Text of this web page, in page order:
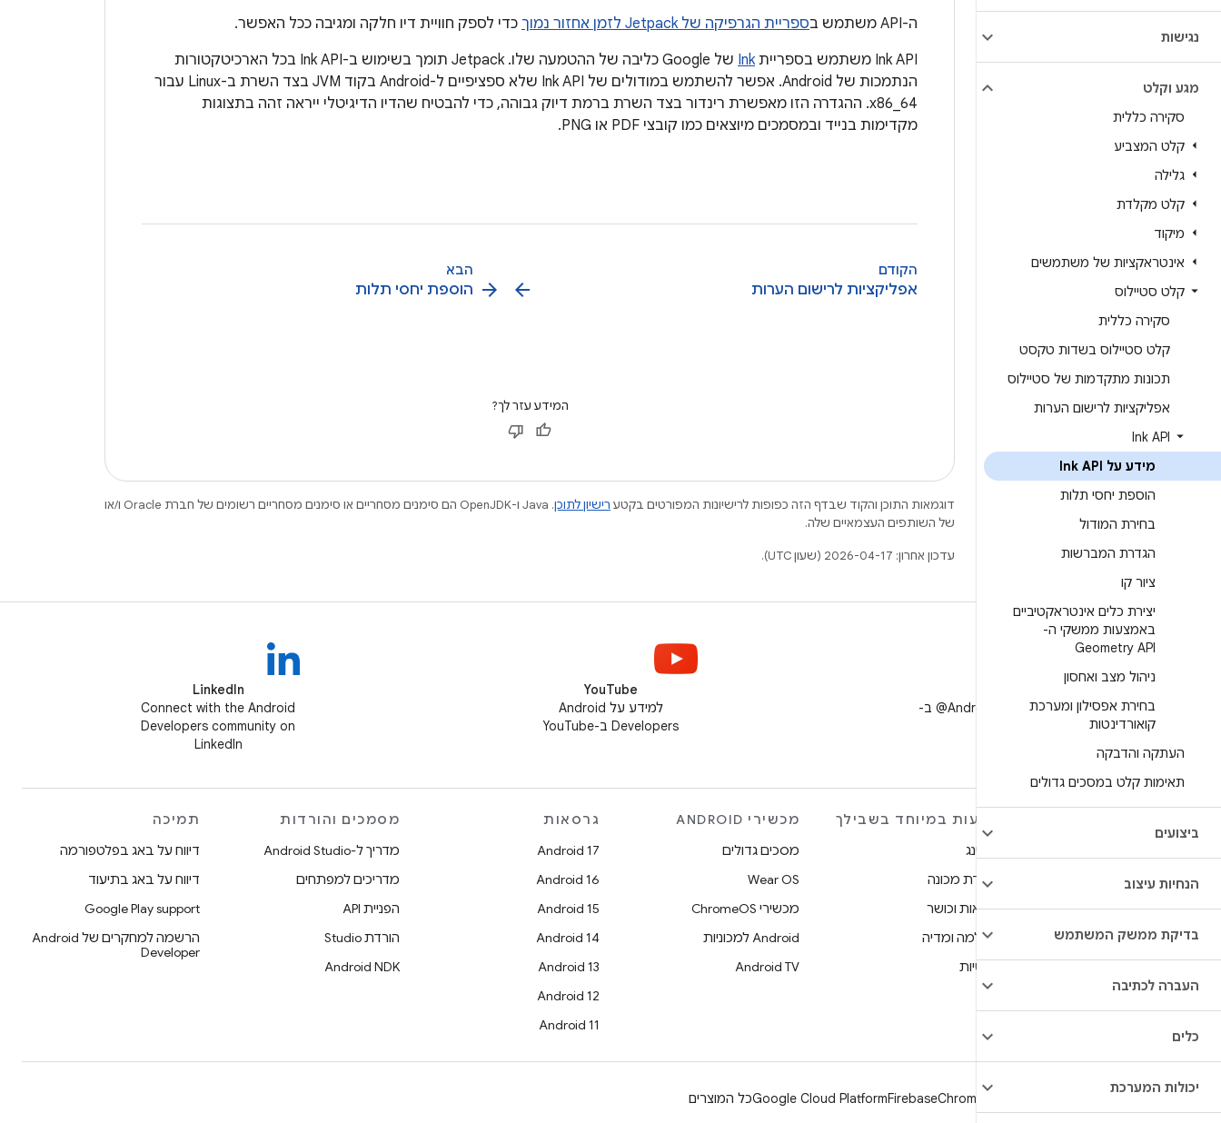
נגישות
מגע וקלט
סקירה כללית
קלט המצביע
גלילה
קלט מקלדת
מיקוד
אינטראקציות של משתמשים
קלט סטיילוס
סקירה כללית
קלט סטיילוס בשדות טקסט
תכונות מתקדמות של סטיילוס
אפליקציות לרישום הערות
Ink API
מידע על Ink API
הוספת יחסי תלות
בחירת המודול
הגדרת המברשות
ציור קו
יצירת כלים אינטראקטיביים
באמצעות ממשקי ה-
Geometry API
ניהול מצב ואחסון
בחירת אפסילון ומערכת
קואורדינטות
העתקה והדבקה
תאימות קלט במסכים גדולים
ביצועים
הנחיות עיצוב
בדיקת ממשק המשתמש
העברה לכתיבה
כלים
יכולות המערכת
ה-API משתמש ב
ספריית הגרפיקה של Jetpack לזמן אחזור נמוך
כדי לספק חוויית דיו חלקה ומגיבה ככל האפשר.
‫Ink API משתמש בספריית
Ink
של Google כליבה של ההטמעה שלו. ‫Jetpack תומך בשימוש ב-Ink API בכל הארכיטקטורות
הנתמכות של Android. אפשר להשתמש במודולים של Ink API שלא ספציפיים ל-Android בקוד JVM בצד השרת ב-Linux עבור
x86_64. ההגדרה הזו מאפשרת רינדור בצד השרת ברמת דיוק גבוהה, כדי להבטיח שהדיו הדיגיטלי ייראה זהה בתצוגות
מקדימות בנייד ובמסמכים מיוצאים כמו קובצי PDF או PNG.
הקודם
arrow_back אפליקציות לרישום הערות
הבא
הוספת יחסי תלות arrow_forward
המידע עזר לך?
דוגמאות התוכן והקוד שבדף הזה כפופות לרישיונות המפורטים בקטע רישיון לתוכן
.‏ Java ו-OpenJDK הם סימנים מסחריים או סימנים מסחריים רשומים של חברת Oracle ו/או
של השותפים העצמאיים שלה.
עדכון אחרון: 2026-04-17 (שעון UTC).
למעקב אחר ‎@AndroidDev ב-
YouTube
למידע על Android
Developers ב-YouTube
LinkedIn
Connect with the Android
Developers community on
LinkedIn
Android for Enterprise
אבטחה
מקור
בלוג
הצעות במיוחד בשבילך
גיימינג
למידת מכונה
בריאות וכושר
מצלמה ומדיה
פרטיות
מכשירי ANDROID
מסכים גדולים
Wear OS
מכשירי ChromeOS
Android למכוניות
Android TV
גרסאות
Android 17
Android 16
Android 15
Android 14
Android 13
Android 12
Android 11
מסמכים והורדות
מדריך ל-Android Studio
מדריכים למפתחים
הפניית API
הורדת Studio
Android NDK
תמיכה
דיווח על באג בפלטפורמה
דיווח על באג בתיעוד
Google Play support
הרשמה למחקרים של Android
Developer
Chrome
Firebase
Google Cloud Platformכל המוצרים